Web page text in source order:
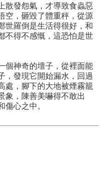
散發怨氣，才導致食蟲惡
空，砸毀了體重秤，從源
世羅倒是生活得很好，和
不得不感慨，這恐怕是世
個神奇的壇子，從裡面能
，發現它開始漏水，回過
處，腳下的大地被煙霧籠
象，陳善美嚇得不敢出
傷心之中。